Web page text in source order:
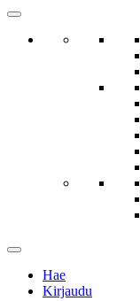
Hae
Kirjaudu